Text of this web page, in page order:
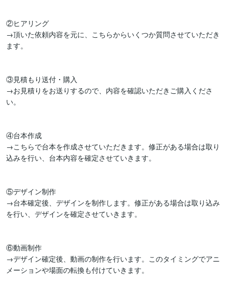
②ヒアリング
→頂いた依頼内容を元に、こちらからいくつか質問させていただき
ます。
③見積もり送付・購入
→お見積りをお送りするので、内容を確認いただきご購入くださ
い。
④台本作成
→こちらで台本を作成させていただきます。修正がある場合は取り
込みを行い、台本内容を確定させていきます。
⑤デザイン制作
→台本確定後、デザインを制作します。修正がある場合は取り込み
を行い、デザインを確定させていきます。
⑥動画制作
→デザイン確定後、動画の制作を行います。このタイミングでアニ
メーションや場面の転換も付けていきます。